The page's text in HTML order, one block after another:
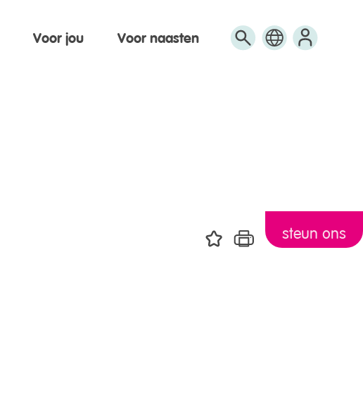
Voor jou Voor naasten
steun ons